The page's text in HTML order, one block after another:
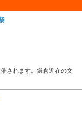
されます。鎌倉近在の文